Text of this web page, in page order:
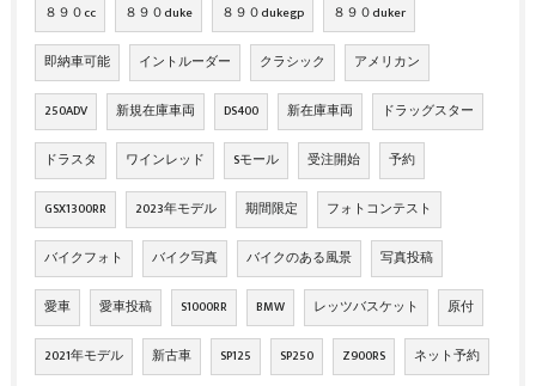
８９０cc ８９０duke ８９０dukegp ８９０duker
即納車可能 イントルーダー クラシック アメリカン
250ADV 新規在庫車両 DS400 新在庫車両 ドラッグスター
ドラスタ ワインレッド Sモール 受注開始 予約
GSX1300RR 2023年モデル 期間限定 フォトコンテスト
バイクフォト バイク写真 バイクのある風景 写真投稿
愛車 愛車投稿 S1000RR BMW レッツバスケット 原付
2021年モデル 新古車 SP125 SP250 Z900RS ネット予約